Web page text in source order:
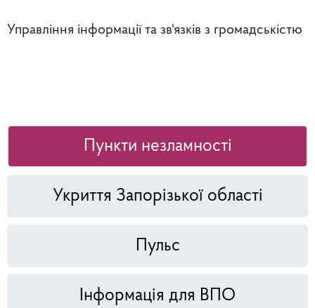
Управління інформації та зв'язків з громадськістю
Пункти незламності
Укриття Запорізької області
Пульс
Інформація для ВПО